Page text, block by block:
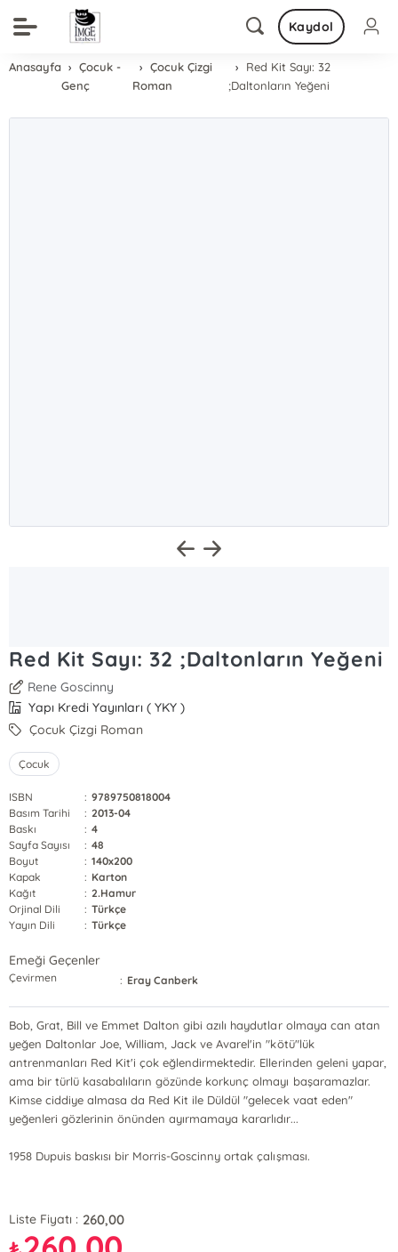
Kaydol
Anasayfa
Çocuk -
Genç
Çocuk Çizgi
Roman
Red Kit Sayı: 32
;Daltonların Yeğeni
Red Kit Sayı: 32 ;Daltonların Yeğeni
Rene Goscinny
Yapı Kredi Yayınları ( YKY )
Çocuk Çizgi Roman
Çocuk
ISBN : 9789750818004
Basım Tarihi
: 2013-04
Baskı
: 4
Sayfa Sayısı
: 48
Boyut
: 140x200
Kapak
: Karton
Kağıt
: 2.Hamur
Orjinal Dili
: Türkçe
Yayın Dili
: Türkçe
Emeği Geçenler
Çevirmen : Eray Canberk
Bob, Grat, Bill ve Emmet Dalton gibi azılı haydutlar olmaya can atan
yeğen Daltonlar Joe, William, Jack ve Avarel'in "kötü"lük
antrenmanları Red Kit'i çok eğlendirmektedir. Ellerinden geleni yapar,
ama bir türlü kasabalıların gözünde korkunç olmayı başaramazlar.
Kimse ciddiye almasa da Red Kit ile Düldül "gelecek vaat eden"
yeğenleri gözlerinin önünden ayırmamaya kararlıdır...
1958 Dupuis baskısı bir Morris-Goscinny ortak çalışması.
Liste Fiyatı : 260,00